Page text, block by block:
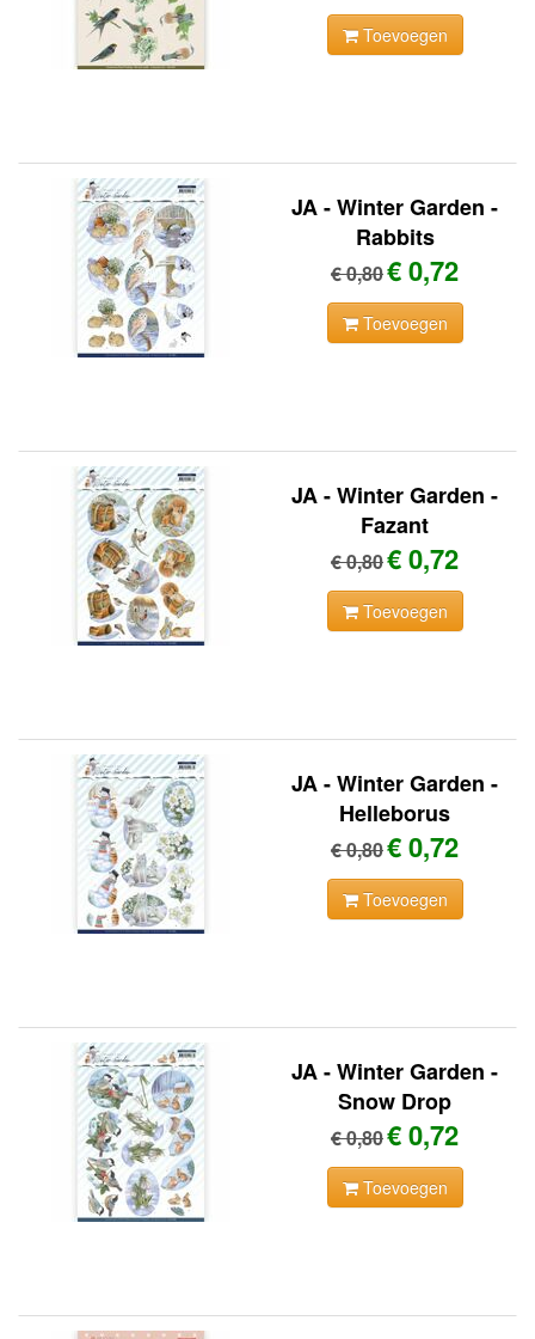
Toevoegen
JA - Winter Garden -
Rabbits
€ 0,80€ 0,72
Toevoegen
JA - Winter Garden -
Fazant
€ 0,80€ 0,72
Toevoegen
JA - Winter Garden -
Helleborus
€ 0,80€ 0,72
Toevoegen
JA - Winter Garden -
Snow Drop
€ 0,80€ 0,72
Toevoegen